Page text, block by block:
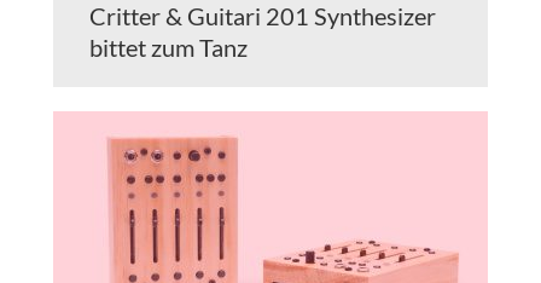
Critter & Guitari 201 Synthesizer
bittet zum Tanz